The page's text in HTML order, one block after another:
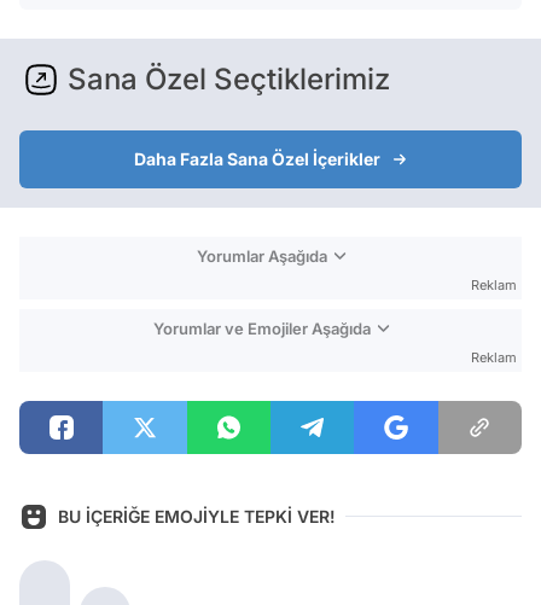
Sana Özel Seçtiklerimiz
Daha Fazla Sana Özel İçerikler
Yorumlar Aşağıda
Reklam
Yorumlar ve Emojiler Aşağıda
Reklam
BU İÇERİĞE EMOJİYLE TEPKİ VER!